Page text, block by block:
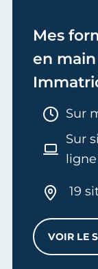
Mes
en
(EI/
ou réel)
Sur
Sur
ligne
19
VOIR LE